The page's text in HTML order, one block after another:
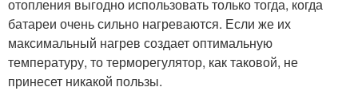
отопления выгодно использовать только тогда, когда
батареи очень сильно нагреваются. Если же их
максимальный нагрев создает оптимальную
температуру, то терморегулятор, как таковой, не
принесет никакой пользы.